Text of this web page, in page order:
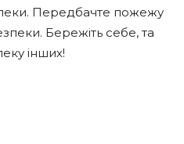
Передбачте пожежу
Бережіть себе, та
інших!